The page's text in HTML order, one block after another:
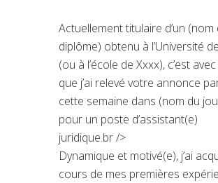
Actuellement titulaire d’un (nom
diplôme) obtenu à l’Université
(ou à l’école de Xxxx), c’est
que j’ai relevé votre annonce
cette semaine dans (nom du
pour un poste d’assistant(e)
juridique.br />
Dynamique et motivé(e), j’ai
cours de mes premières